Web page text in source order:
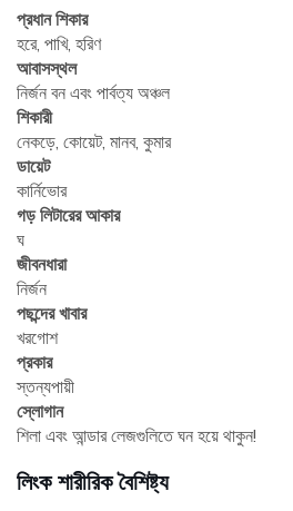
প্রধান শিকার
হরে, পাখি, হরিণ
আবাসস্থল
নির্জন বন এবং পার্বত্য অঞ্চল
শিকারী
নেকড়ে, কোয়েট, মানব, কুমার
ডায়েট
কার্নিভোর
গড় লিটারের আকার
ঘ
জীবনধারা
নির্জন
পছন্দের খাবার
খরগোশ
প্রকার
স্তন্যপায়ী
স্লোগান
শিলা এবং আন্ডার লেজগুলিতে ঘন হয়ে থাকুন!
লিংক শারীরিক বৈশিষ্ট্য